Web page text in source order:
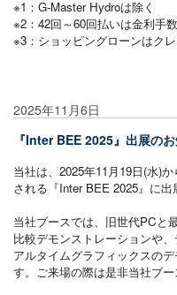
※1：G-Master Hydroは除く
※2：42回～60回払いは金利手
※3：ショッピングローンはク
2025年11月6日
『Inter BEE 2025』出展の
当社は、2025年11月19日(水)
される『Inter BEE 2025』に出
当社ブースでは、旧世代PCと
比較デモンストレーションや、
アルタイムグラフィックスの
す。
ご来場の際は是非当社ブ